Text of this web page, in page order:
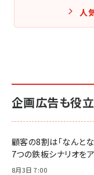
人
企画広告も役立
顧客の8割は「なんと
7つの鉄板シナリオを
8月3日 7:00